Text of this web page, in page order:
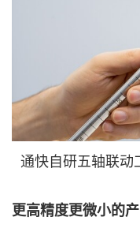
通快自研五轴联动
更高精度更微小的